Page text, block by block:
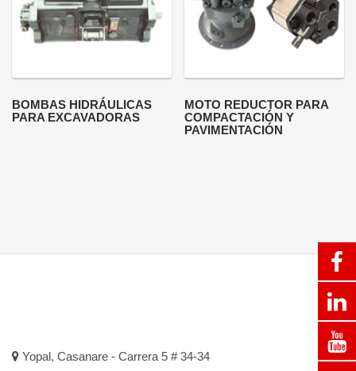
BOMBAS HIDRÁULICAS
PARA EXCAVADORAS
MOTO REDUCTOR PARA
COMPACTACIÓN Y
PAVIMENTACIÓN
Yopal, Casanare - Carrera 5 # 34-34